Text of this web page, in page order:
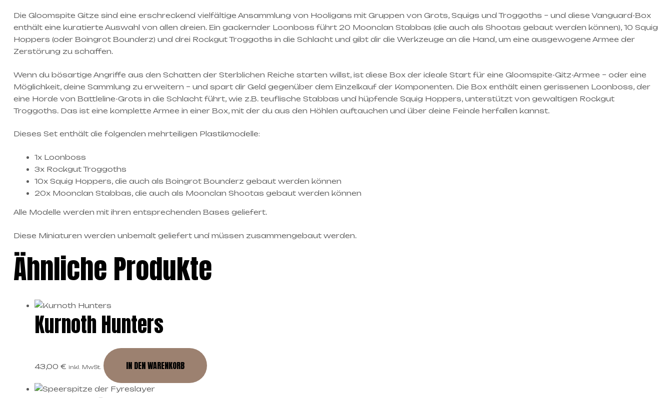
Die Gloomspite Gitze sind eine erschreckend vielfältige Ansammlung von Hooligans mit Gruppen von Grots, Squigs und Troggoths – und diese Vanguard-Box
enthält eine kuratierte Auswahl von allen dreien. Ein gackernder Loonboss führt 20 Moonclan Stabbas (die auch als Shootas gebaut werden können), 10 Squig
Hoppers (oder Boingrot Bounderz) und drei Rockgut Troggoths in die Schlacht und gibt dir die Werkzeuge an die Hand, um eine ausgewogene Armee der
Zerstörung zu schaffen.
Wenn du bösartige Angriffe aus den Schatten der Sterblichen Reiche starten willst, ist diese Box der ideale Start für eine Gloomspite-Gitz-Armee – oder eine
Möglichkeit, deine Sammlung zu erweitern – und spart dir Geld gegenüber dem Einzelkauf der Komponenten. Die Box enthält einen gerissenen Loonboss, der
eine Horde von Battleline-Grots in die Schlacht führt, wie z.B. teuflische Stabbas und hüpfende Squig Hoppers, unterstützt von gewaltigen Rockgut
Troggoths. Das ist eine komplette Armee in einer Box, mit der du aus den Höhlen auftauchen und über deine Feinde herfallen kannst.
Dieses Set enthält die folgenden mehrteiligen Plastikmodelle:
1x Loonboss
3x Rockgut Troggoths
10x Squig Hoppers, die auch als Boingrot Bounderz gebaut werden können
20x Moonclan Stabbas, die auch als Moonclan Shootas gebaut werden können
Alle Modelle werden mit ihren entsprechenden Bases geliefert.
Diese Miniaturen werden unbemalt geliefert und müssen zusammengebaut werden.
Ähnliche Produkte
Kurnoth Hunters
43,00 € inkl. MwSt. IN DEN WARENKORB